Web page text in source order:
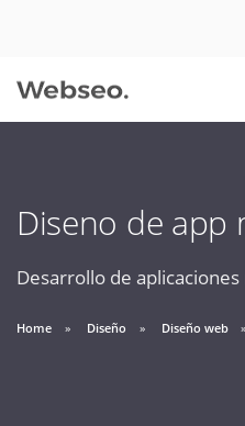
Diseno de app
Desarrollo de
Home Diseño Diseño web
09:30 AM A